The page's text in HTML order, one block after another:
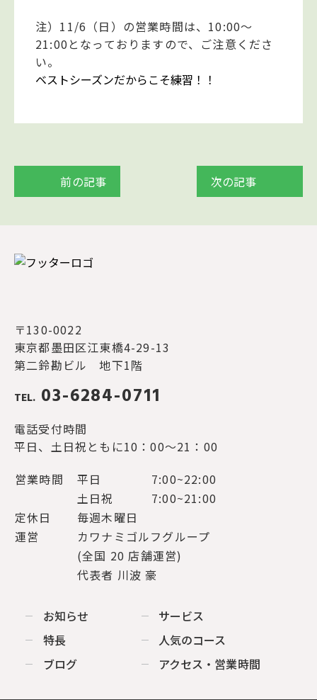
注）11/6（日）の営業時間は、10:00～
21:00となっておりますので、ご注意くださ
い。
ベストシーズンだからこそ練習！！
前の記事 次の記事
〒130-0022
東京都墨田区江東橋4-29-13
第二鈴勘ビル 地下1階
TEL. 03-6284-0711
電話受付時間
平日、土日祝ともに10：00～21：00
営業時間
平日
7:00~22:00
土日祝
7:00~21:00
定休日
毎週木曜日
運営
カワナミゴルフグループ
(全国 20 店舗運営)
代表者 川波 豪
お知らせ
サービス
特長
人気のコース
ブログ
アクセス・営業時間